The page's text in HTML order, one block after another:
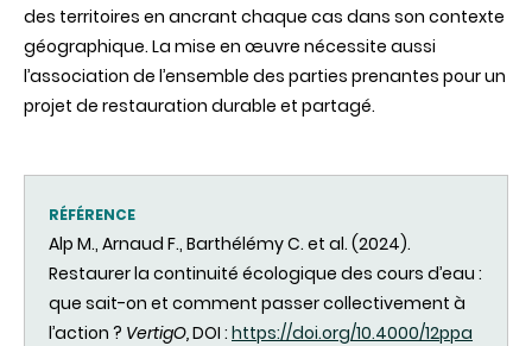
des territoires en ancrant chaque cas dans son contexte
géographique. La mise en œuvre nécessite aussi
l’association de l’ensemble des parties prenantes pour un
projet de restauration durable et partagé.
RÉFÉRENCE
Alp M., Arnaud F., Barthélémy C. et al. (2024).
Restaurer la continuité écologique des cours d’eau :
que sait-on et comment passer collectivement à
l’action ? VertigO,DOI : https://doi.org/10.4000/12ppa